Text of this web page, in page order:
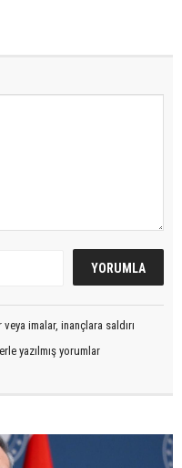
imalar, inançlara saldırı
yazılmış yorumlar